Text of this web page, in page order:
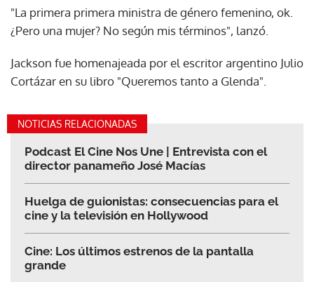
"La primera primera ministra de género femenino, ok.
¿Pero una mujer? No según mis términos", lanzó.
Jackson fue homenajeada por el escritor argentino Julio
Cortázar en su libro "Queremos tanto a Glenda".
NOTICIAS RELACIONADAS
Podcast El Cine Nos Une | Entrevista con el
director panameño José Macías
Huelga de guionistas: consecuencias para el
cine y la televisión en Hollywood
Cine: Los últimos estrenos de la pantalla
grande